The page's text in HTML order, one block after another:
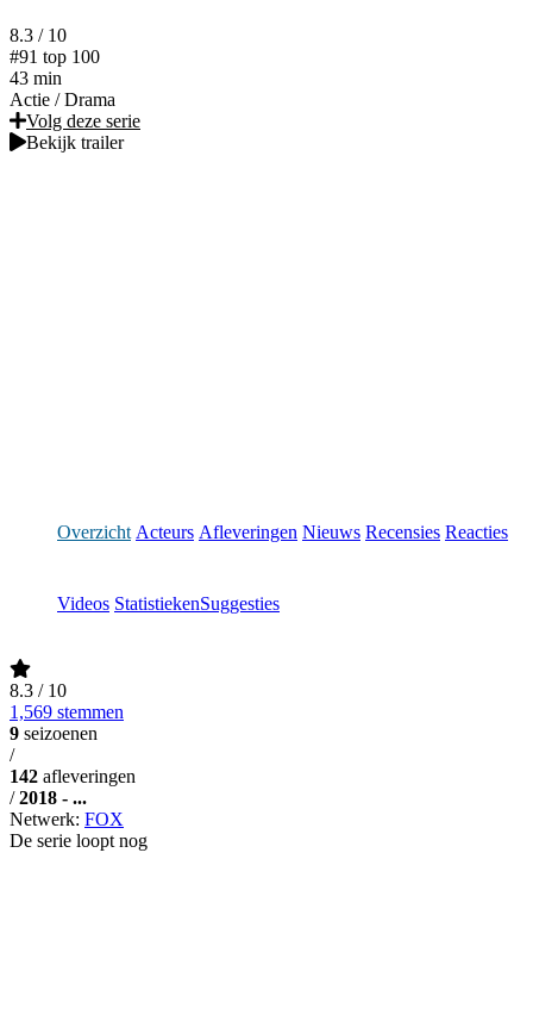
8.3 / 10
#91 top 100
43 min
Actie / Drama
Volg deze serie
Bekijk trailer
Overzicht Acteurs Afleveringen Nieuws Recensies Reacties
Videos StatistiekenSuggesties
8.3 / 10
1,569 stemmen
9 seizoenen
/
142 afleveringen
/ 2018 - ...
Netwerk: FOX
De serie loopt nog